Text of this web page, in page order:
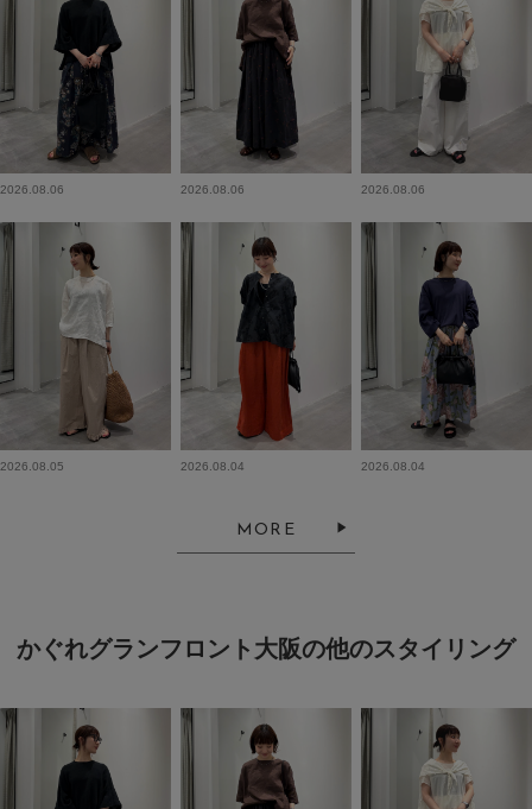
2026.08.06 2026.08.06 2026.08.06
2026.08.05 2026.08.04 2026.08.04
MORE
かぐれグランフロント大阪の他のスタイリング